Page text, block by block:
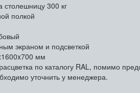
столешницу 300 кг
полкой
экраном и подсветкой
мм
по каталогу RAL, помимо
уточнить у менеджера.